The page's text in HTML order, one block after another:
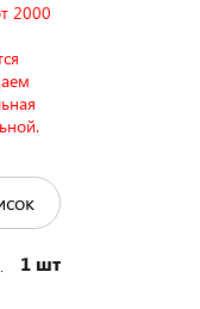
2000
1 шт